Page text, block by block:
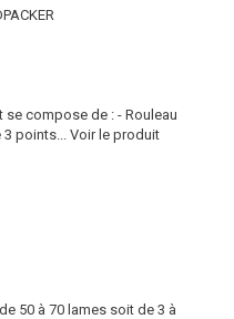
se compose de : - Rouleau
points...
Voir le produit
50 à 70 lames soit de 3 à